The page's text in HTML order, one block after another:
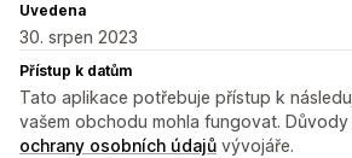
Uvedena
30. srpen 2023
Přístup k datům
Tato aplikace potřebuje přístup k
vašem obchodu mohla fungovat.
ochrany osobních údajů vývojáře.